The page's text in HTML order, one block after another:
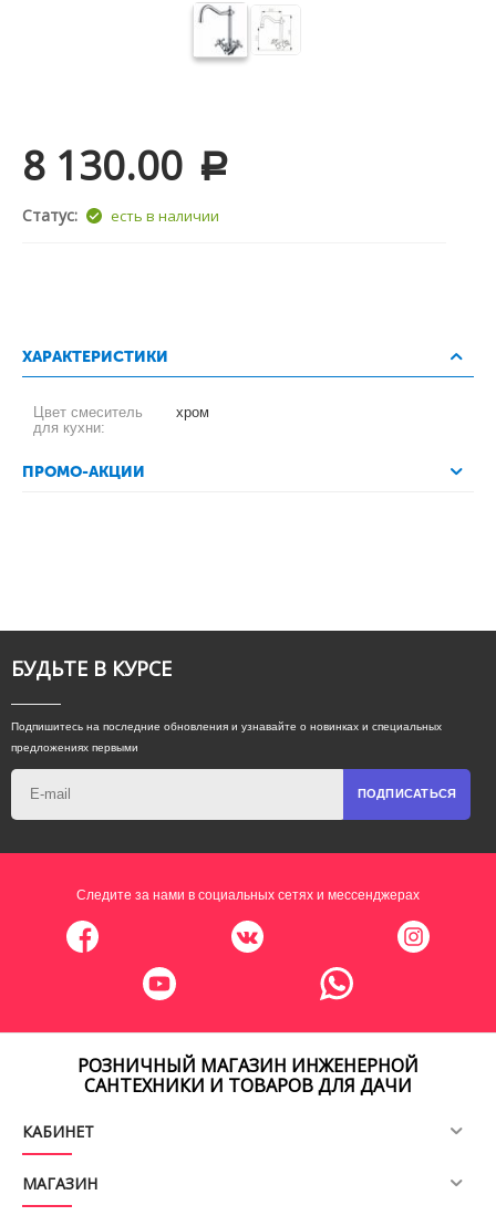
8 130.00 Р
Статус: есть в наличии
ХАРАКТЕРИСТИКИ
Цвет смеситель
для кухни:
хром
ПРОМО-АКЦИИ
БУДЬТЕ В КУРСЕ
Подпишитесь на последние обновления и узнавайте о новинках и специальных
предложениях первыми
ПОДПИСАТЬСЯ
Следите за нами в социальных сетях и мессенджерах
РОЗНИЧНЫЙ МАГАЗИН ИНЖЕНЕРНОЙ
САНТЕХНИКИ И ТОВАРОВ ДЛЯ ДАЧИ
КАБИНЕТ
МАГАЗИН